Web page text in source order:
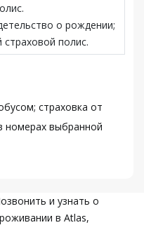
о рождении;
страховой полис.
страховка от
номерах выбранной
и узнать о
в Аtlas,